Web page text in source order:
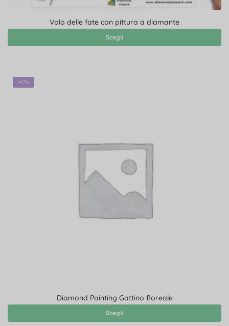
Volo delle fate con pittura a diamante
Scegli
-47%
Diamond Painting Gattino floreale
Scegli